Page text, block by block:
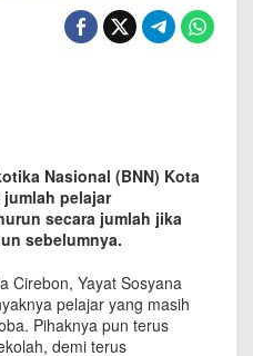
Nasional (BNN) Kota
pelajar
secara jumlah jika
sebelumnya.
Cirebon, Yayat Sosyana
pelajar yang masih
Pihaknya pun terus
demi terus